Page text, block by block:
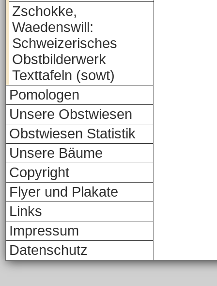
Zschokke,
Waedenswill:
Schweizerisches
Obstbilderwerk
Texttafeln (sowt)
Pomologen
Unsere Obstwiesen
Obstwiesen Statistik
Unsere Bäume
Copyright
Flyer und Plakate
Links
Impressum
Datenschutz